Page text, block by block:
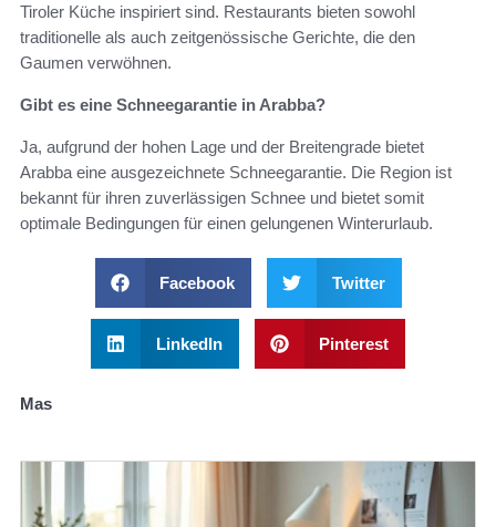
Tiroler Küche inspiriert sind. Restaurants bieten sowohl
traditionelle als auch zeitgenössische Gerichte, die den
Gaumen verwöhnen.
Gibt es eine Schneegarantie in Arabba?
Ja, aufgrund der hohen Lage und der Breitengrade bietet
Arabba eine ausgezeichnete Schneegarantie. Die Region ist
bekannt für ihren zuverlässigen Schnee und bietet somit
optimale Bedingungen für einen gelungenen Winterurlaub.
Facebook Twitter
LinkedIn Pinterest
Mas